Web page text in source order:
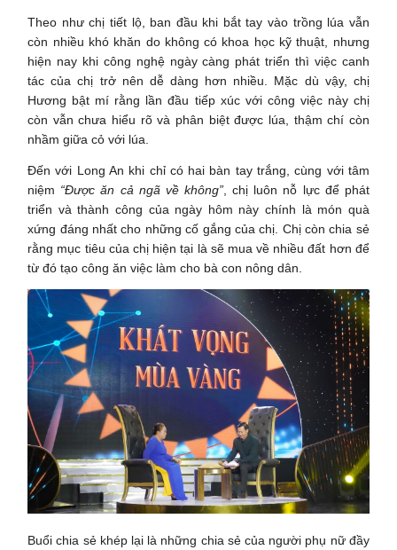
Theo như chị tiết lộ, ban đầu khi bắt tay vào trồng lúa vẫn
còn nhiều khó khăn do không có khoa học kỹ thuật, nhưng
hiện nay khi công nghệ ngày càng phát triển thì việc canh
tác của chị trở nên dễ dàng hơn nhiều. Mặc dù vậy, chị
Hương bật mí rằng lần đầu tiếp xúc với công việc này chị
còn vẫn chưa hiểu rõ và phân biệt được lúa, thậm chí còn
nhầm giữa cỏ với lúa.
Đến với Long An khi chỉ có hai bàn tay trắng, cùng với tâm
niệm “Được ăn cả ngã về không”, chị luôn nỗ lực để phát
triển và thành công của ngày hôm này chính là món quà
xứng đáng nhất cho những cố gắng của chị. Chị còn chia sẻ
rằng mục tiêu của chị hiện tại là sẽ mua về nhiều đất hơn để
từ đó tạo công ăn việc làm cho bà con nông dân.
Buổi chia sẻ khép lại là những chia sẻ của người phụ nữ đầy